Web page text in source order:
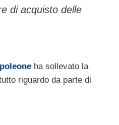
di acquisto delle
ha sollevato la
riguardo da parte di